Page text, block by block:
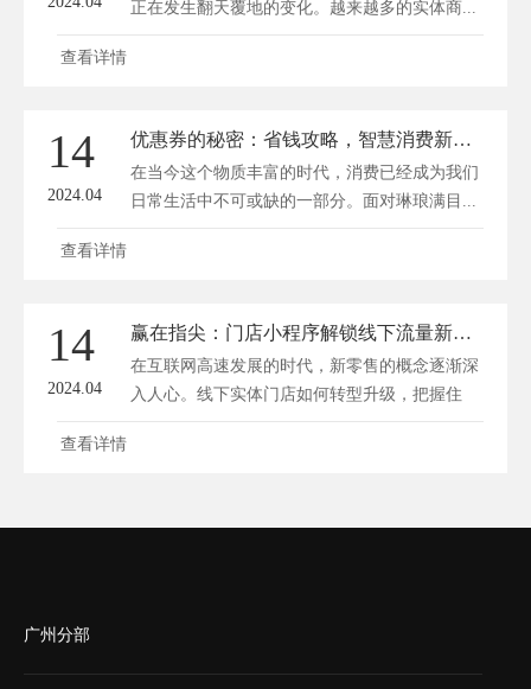
正在发生翻天覆地的变化。越来越多的实体商...
查看详情
14
2024.04
优惠券的秘密：省钱攻略，智慧消费新境界
在当今这个物质丰富的时代，消费已经成为我们
日常生活中不可或缺的一部分。面对琳琅满目...
查看详情
14
2024.04
赢在指尖：门店小程序解锁线下流量新姿势
在互联网高速发展的时代，新零售的概念逐渐深
入人心。线下实体门店如何转型升级，把握住
线...
查看详情
广州分部